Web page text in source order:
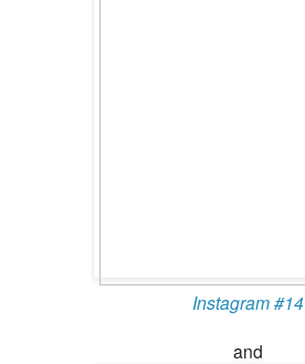
Instagram #14
and